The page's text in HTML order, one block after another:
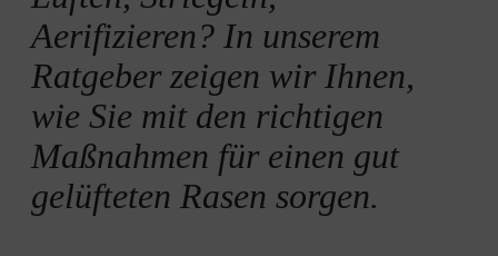
Aerifizieren? In unserem
Ratgeber zeigen wir Ihnen,
wie Sie mit den richtigen
Maßnahmen für einen gut
gelüfteten Rasen sorgen.